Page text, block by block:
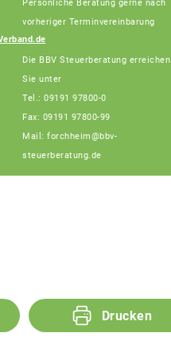
Persönliche Beratung gerne nach
vorheriger Terminvereinbarung
Die BBV Steuerberatung erreichen
Sie unter
Tel.: 09191 97800-0
Fax: 09191 97800-99
Mail: forchheim@bbv-
steuerberatung.de
Drucken